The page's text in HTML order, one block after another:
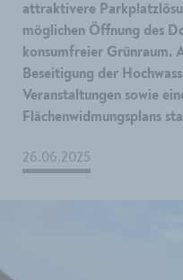
attraktivere
möglichen Öffnung des
konsumfreier Grünraum.
Beseitigung der
Veranstaltungen sowie
Flächenwidmungsplans
26.06.2025